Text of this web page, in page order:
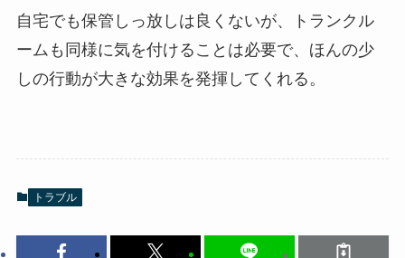
自宅でも保管しっ放しは良くないが、トランクル
ームも同様に気を付けることは必要で、ほんの少
しの行動が大きな効果を発揮してくれる。
トラブル